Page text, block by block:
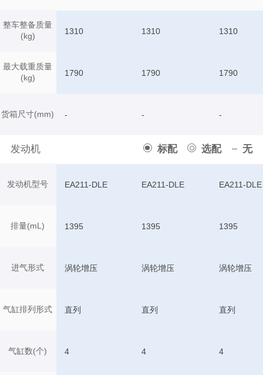
整车整备质量
(kg)
最大载重质量
(kg)
货箱尺寸(mm)
发动机 标配 选配 无
发动机型号
排量(mL)
进气形式
气缸排列形式
气缸数(个)
1310 1310 1310
1790 1790 1790
- - -
EA211-DLE EA211-DLE EA211-DLE
1395 1395 1395
涡轮增压 涡轮增压 涡轮增压
直列 直列 直列
4 4 4